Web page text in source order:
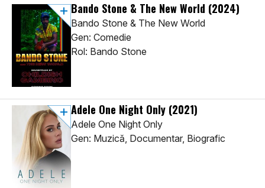
Bando Stone & The New World (2024)
Bando Stone & The New World
Gen: Comedie
Rol: Bando Stone
Adele One Night Only (2021)
Adele One Night Only
Gen: Muzică, Documentar, Biografic